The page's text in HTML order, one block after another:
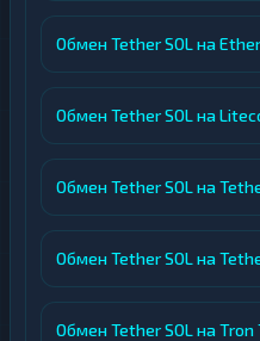
Обмен Tether SOL на
Обмен Tether SOL на
Обмен Tether SOL на
Обмен Tether SOL на
Обмен Tether SOL на Tron